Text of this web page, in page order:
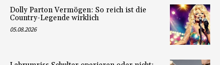
Dolly Parton Vermögen: So reich ist die
Country-Legende wirklich
05.08.2026